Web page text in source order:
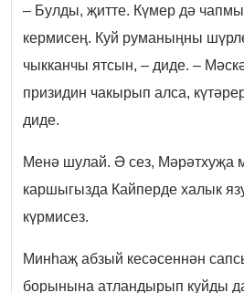
– Булды, җитте. Күмер дә
кермисең. Куй руманыңны
чыкканчы ятсын, – диде. –
призидин чакырып алса,
диде.
Менә шулай. Ә сез, Мәрәтхуҗа
каршыгызда Кайперде халык
күрмисез.
Минһаҗ абзый кесәсеннән
борынына атландырып куйды